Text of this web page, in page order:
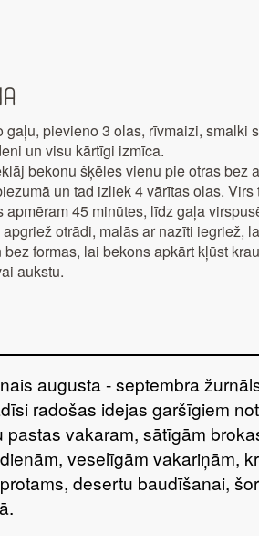
gaļu, pievieno 3 olas, rīvmaizi, smalki
un visu kārtīgi izmīca.
bekonu šķēles vienu pie otras bez
un tad izliek 4 vārītas olas.
apmēram 45 minūtes, līdz gaļa
otrādi, malās ar nazīti iegriež,
formas, lai bekons apkārt kļūst
aukstu.
augusta - septembra
radošas idejas garšīgiem
pastas vakaram, sātīgām
veselīgām vakariņām,
desertu baudīšanai,